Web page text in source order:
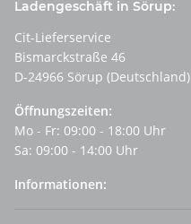
Ladengeschäft in Sörup:
Cit-Lieferservice
Bismarckstraße 46
D-24966 Sörup (Deutschland)
Öffnungszeiten:
Mo - Fr: 09:00 - 18:00 Uhr
Sa: 09:00 - 14:00 Uhr
Informationen: